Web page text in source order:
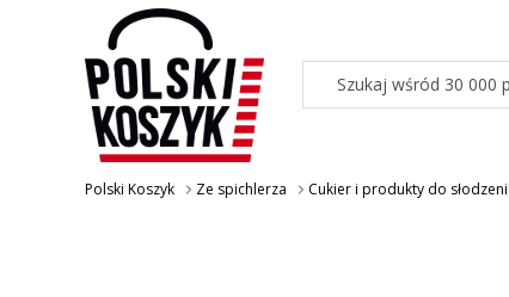
Polski Koszyk Ze spichlerza Cukier i produkty do